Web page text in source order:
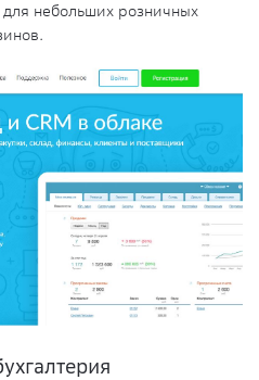
небольших розничных